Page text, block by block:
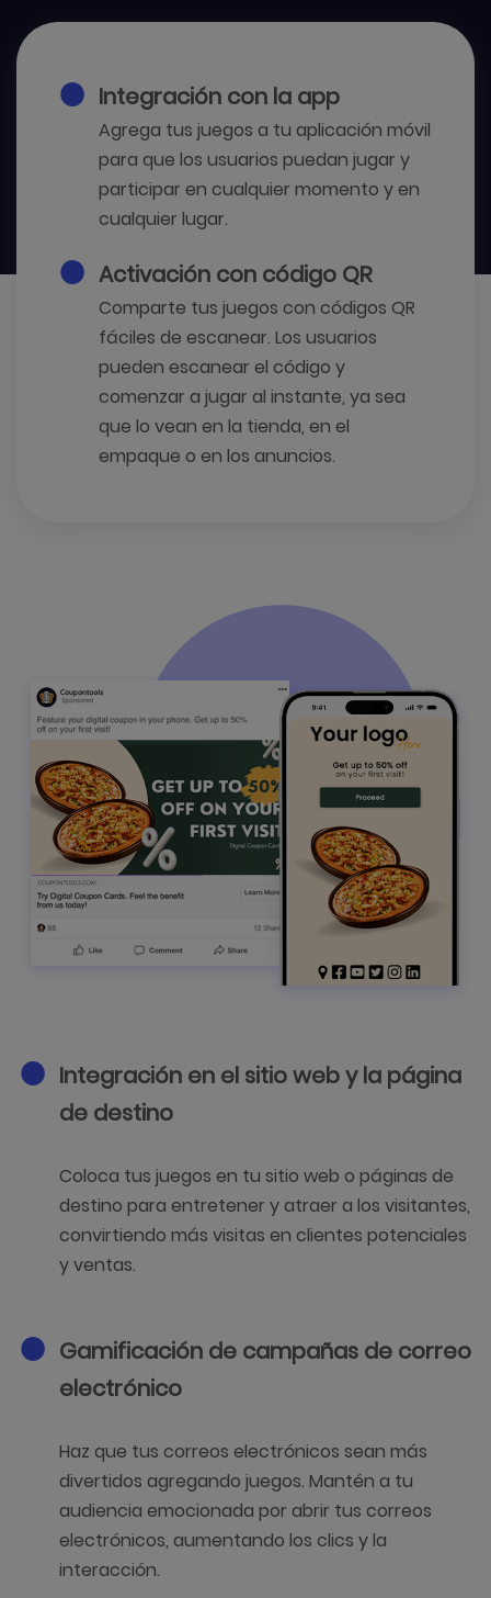
Integración con la app
Agrega tus juegos a tu aplicación móvil
para que los usuarios puedan jugar y
participar en cualquier momento y en
cualquier lugar.
Activación con código QR
Comparte tus juegos con códigos QR
fáciles de escanear. Los usuarios
pueden escanear el código y
comenzar a jugar al instante, ya sea
que lo vean en la tienda, en el
empaque o en los anuncios.
Integración en el sitio web y la página
de destino
Coloca tus juegos en tu sitio web o páginas de
destino para entretener y atraer a los visitantes,
convirtiendo más visitas en clientes potenciales
y ventas.
Gamificación de campañas de correo
electrónico
Haz que tus correos electrónicos sean más
divertidos agregando juegos. Mantén a tu
audiencia emocionada por abrir tus correos
electrónicos, aumentando los clics y la
interacción.